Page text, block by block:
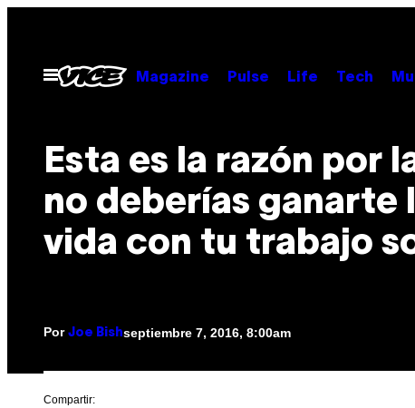
contenido
Abrir
Menú
Magazine Pulse Life Tech
Esta es la razón por
no deberías ganarte
vida con tu trabajo
Por Joe Bishseptiembre 7, 2016, 8:00am
Compartir: